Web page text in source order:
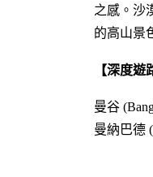
之感。沙
的高山景
【深度遊
曼谷
曼納巴德